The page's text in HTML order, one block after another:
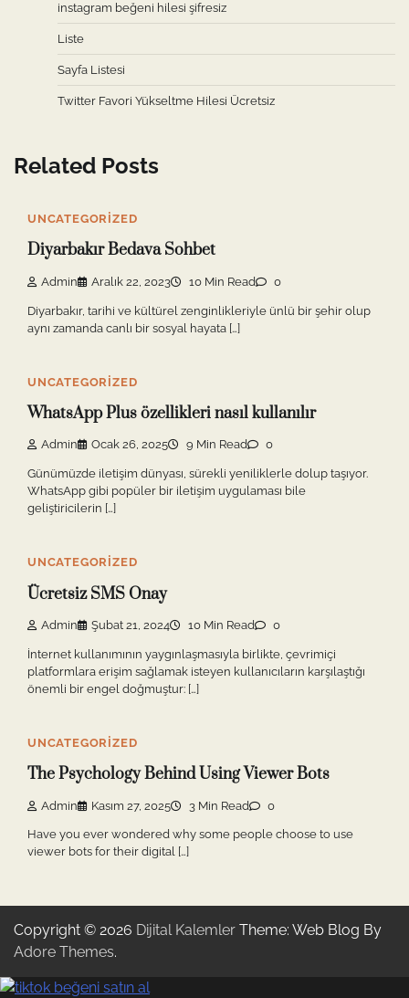
instagram beğeni hilesi şifresiz
Liste
Sayfa Listesi
Twitter Favori Yükseltme Hilesi Ücretsiz
Related Posts
UNCATEGORIZED
Diyarbakır Bedava Sohbet
Admin Aralık 22, 2023 10 Min Read 0
Diyarbakır, tarihi ve kültürel zenginlikleriyle ünlü bir şehir olup
aynı zamanda canlı bir sosyal hayata […]
UNCATEGORIZED
WhatsApp Plus özellikleri nasıl kullanılır
Admin Ocak 26, 2025 9 Min Read 0
Günümüzde iletişim dünyası, sürekli yeniliklerle dolup taşıyor.
WhatsApp gibi popüler bir iletişim uygulaması bile
geliştiricilerin […]
UNCATEGORIZED
Ücretsiz SMS Onay
Admin Şubat 21, 2024 10 Min Read 0
İnternet kullanımının yaygınlaşmasıyla birlikte, çevrimiçi
platformlara erişim sağlamak isteyen kullanıcıların karşılaştığı
önemli bir engel doğmuştur: […]
UNCATEGORIZED
The Psychology Behind Using Viewer Bots
Admin Kasım 27, 2025 3 Min Read 0
Have you ever wondered why some people choose to use
viewer bots for their digital […]
Copyright © 2026 Dijital Kalemler Theme: Web Blog By
Adore Themes.